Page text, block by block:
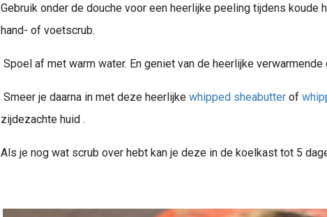
Gebruik onder de douche voor een heerlijke peeling tijdens
hand- of voetscrub.
Spoel af met warm water. En geniet van de heerlijke verwarmende
Smeer je daarna in met deze heerlijke whipped sheabutter of
zijdezachte huid .
Als je nog wat scrub over hebt kan je deze in de koelkast tot 5